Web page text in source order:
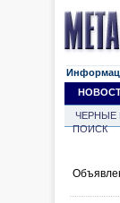
ЧЕРНЫЕ
ПОИСК